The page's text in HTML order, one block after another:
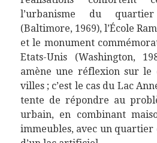
l’urbanisme du
(Baltimore, 1969), l’École
et le monument
Etats-Unis (Washington,
amène une réflexion sur le
villes ; c’est le cas du Lac
tente de répondre au
urbain, en combinant
immeubles, avec un